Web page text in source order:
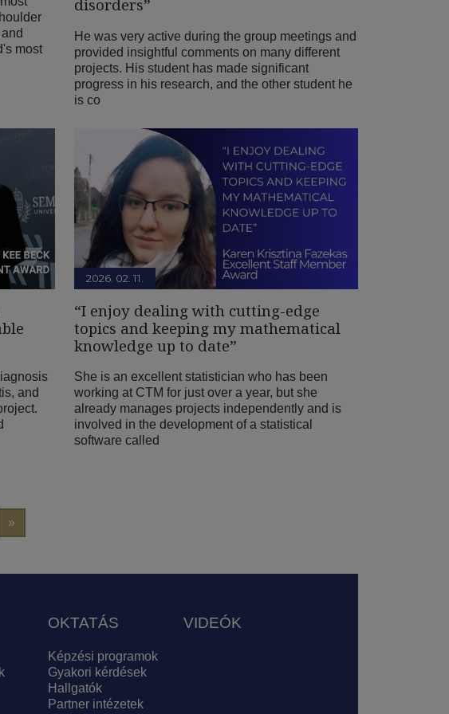
most
disorders”
He was very active during the group meetings and
provided insightful comments on many different
projects. His student has made significant
progress in his research, and the other student he
is co
and
2026. 02. 11.
“I enjoy dealing with cutting-edge
topics and keeping my mathematical
knowledge up to date”
She is an excellent statistician who has been
working at CTM for just over a year, but she
already manages projects independently and is
involved in the development of a statistical
software called
oldal
Utolsó oldal
»
OKTATÁS
Képzési programok
Gyakori kérdések
Hallgatók
Partner intézetek
VIDEÓK